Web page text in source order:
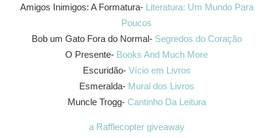
Amigos Inimigos: A Formatura- Literatura: Um Mundo Para
Poucos
Bob um Gato Fora do Normal- Segredos do Coração
O Presente- Books And Much More
Escuridão- Vício em Livros
Esmeralda- Mural dos Livros
Muncle Trogg- Cantinho Da Leitura
a Rafflecopter giveaway